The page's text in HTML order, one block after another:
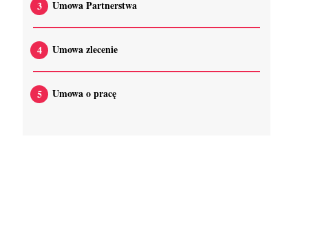
Umowa Partnerstwa
Umowa zlecenie
Umowa o pracę